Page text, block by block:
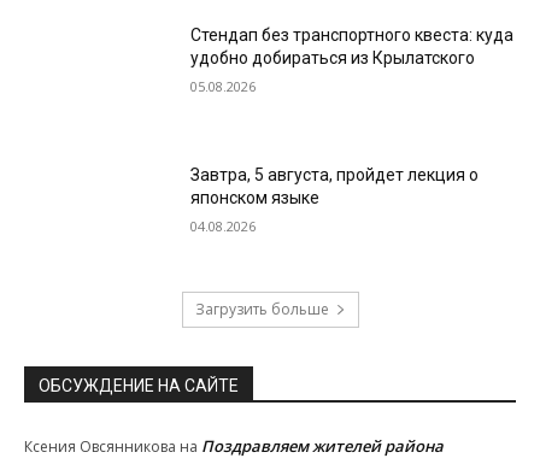
Стендап без транспортного квеста: куда
удобно добираться из Крылатского
05.08.2026
Завтра, 5 августа, пройдет лекция о
японском языке
04.08.2026
Загрузить больше
ОБСУЖДЕНИЕ НА САЙТЕ
Ксения Овсянникова на Поздравляем жителей района